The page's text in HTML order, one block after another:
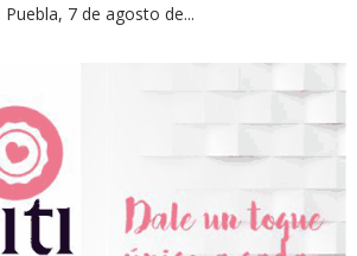
7 de agosto de...